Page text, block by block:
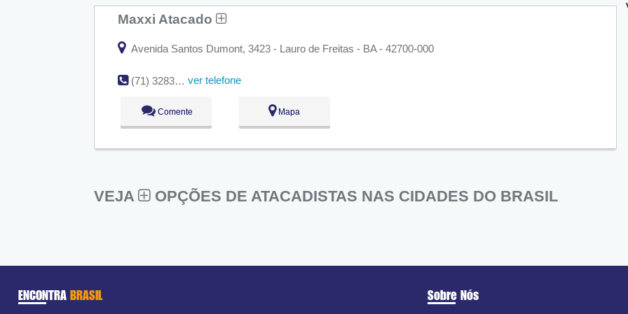
Maxxi Atacado
Avenida Santos Dumont, 3423 - Lauro de Freitas - BA - 42700-000
(71) 3283-4324 ver telefone
Comente Mapa
VEJA OPÇÕES DE ATACADISTAS NAS CIDADES DO BRASIL
ENCONTRA BRASIL Sobre Nós